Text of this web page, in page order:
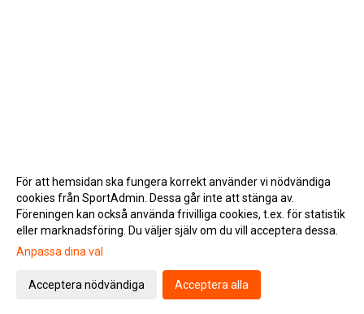
Gå till Webbversion
För att hemsidan ska fungera korrekt använder vi nödvändiga
cookies från SportAdmin. Dessa går inte att stänga av.
Föreningen kan också använda frivilliga cookies, t.ex. för statistik
eller marknadsföring. Du väljer själv om du vill acceptera dessa.
Anpassa dina val
Acceptera nödvändiga Acceptera alla